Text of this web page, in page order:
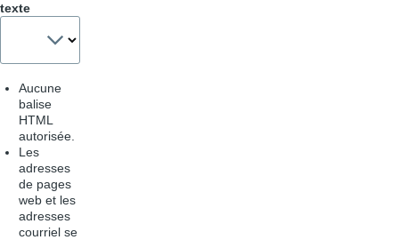
texte
Aucune
balise
HTML
autorisée.
Les
adresses
de pages
web et les
adresses
courriel se